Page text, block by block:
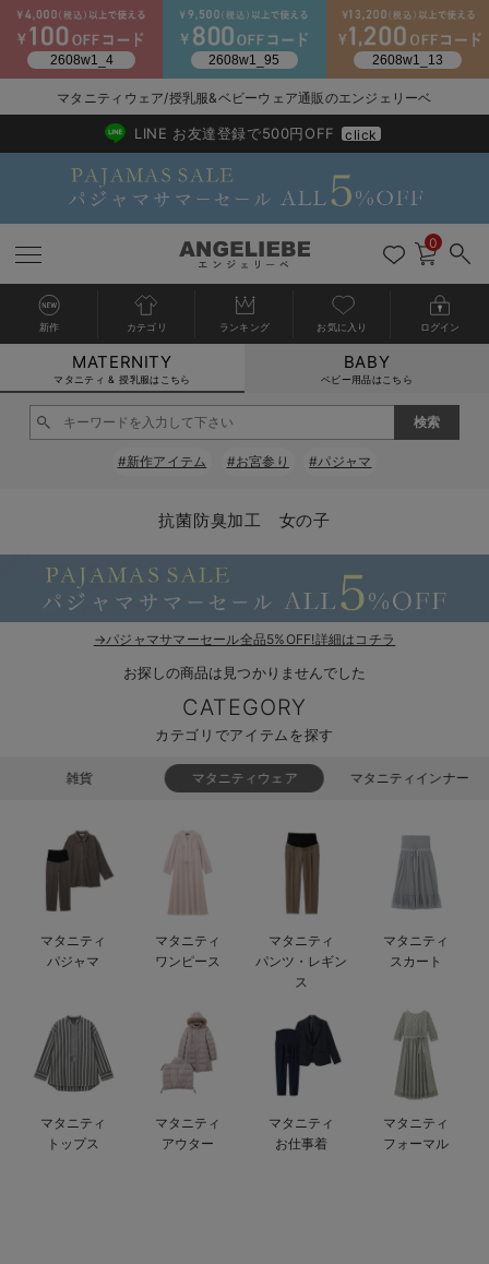
マタニティウェア全て
マタニティ ワンピース
マタニティ トップス
マタニティ アウター（コート）・ママコート
マタニティ 下着・インナー全て
授乳ブラ・マタニティブラ（マタニティインナー・産後用品）
マタニティ 授乳 キャミソール
産褥ショーツ
骨盤・マタニティベルト （妊娠中・産後）
マタニティ 腹巻き
授乳服全て
マタニティ フォーマル全て
マタニティ スーツ
マタニティ フォーマル パンツ・ボトムス
授乳用品全て
妊婦用 抱き枕・授乳クッション
マタニティレッグウェア全て
マタニティストッキング・タイツ
マタニティ ボディケア全て
アウトレット全て
【アウトレット】ワンピース
【アウトレット】パジャマ
【アウトレット】インナー
【アウトレット】ベビー
特集全て
コットン素材
ブラトップ
快適機能ウェア特集 トップス
快適機能ウェア特集 ボトムス
快適機能ウェア特集 パジャマ
安心の日本製。先輩ママが買ってよかった！本当に必要な出産準備品
ハレの日に着るANGELIEBEのセレモニー
買って正解！高評価レビューアイテム
再入荷全て
再入荷｜インナー
戻る
送料無料アイテム全て
ワンピース
スカート
パジャマ
インナー
ベビー
戻る
ブラキャミ おまとめ
MAX55%OFF ブラックフ
戻る
【37周年祭セール】
【37周年祭セール】
戻る
気温差別オススメア
【15℃】3月下旬～
戻る
動きやすく着回しで
戻る
強撚スムース(コスパ
戻る
マタニティウェア
【おまとめ割】パジ
戻る
こだわりの履き心地
カジュアル
オフィス
戻る
ジャケット派
きれいめ美脚パンツ派
ツィード派
王道シンプル派
戻る
出産準備応援割全て
マタニティパジャマ
戻る
【オフィスカジュア
戻る
レギンスタイプ
戻る
【フォーマル】ワン
戻る
【ベビー】長袖
戻る
ハンカチ
短肌着
セット
戻る
快適ウェア10%OFF
快適ウェア10%OFF
戻る
春のマタニティワン
セットアップ・ レイ
ジャンパースカート/
ワーク・オフィス
カジュアル
あったかアイテム｜
戻る
Gift Selection 出産
〜3,000円（税込）
10,001円（税込）〜
女の子におススメの
男の子におススメの
もらって嬉しいギフト
何枚あっても嬉しい
長く使えるアイテム
お部屋映えアイテム
戻る
冬の冷え対策インナ
薄くてあったか
保温&リカバリー
レギンス・タイツ
カップ付きインナー
裏起毛素材
戻る
入院準備の持ち物チ
入院してすぐ使うグ
戻る
冬のあったか特集全て
【冬のあったか特集
【冬のあったか特集
マタニティウェア/授乳服&ベビーウェア通販のエンジェリーベ
2026/NewArrival
送料495円(一部地域を除く) 7,700円以上で送料無料
LINE お友達登録で500円OFF click
0
新作 カテゴリ ランキング お気に入り ログイン
MATERNITY
マタニティ & 授乳服はこちら
BABY
ベビー用品はこちら
#新作アイテム #お宮参り #パジャマ
抗菌防臭加工 女の子
→パジャマサマーセール全品5%OFF!詳細はコチラ
お探しの商品は見つかりませんでした
CATEGORY
カテゴリでアイテムを探す
雑貨 マタニティウェア マタニティインナー
マタニティ
パジャマ
マタニティ
ワンピース
マタニティ
パンツ・レギン
ス
マタニティ
スカート
マタニティ
トップス
マタニティ
アウター
マタニティ
お仕事着
マタニティ
フォーマル
カートに入れる
閉じる